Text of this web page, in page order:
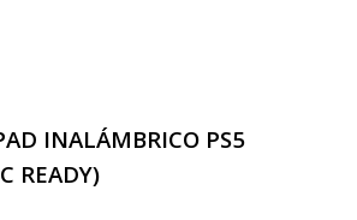
INALÁMBRICO PS5
READY)